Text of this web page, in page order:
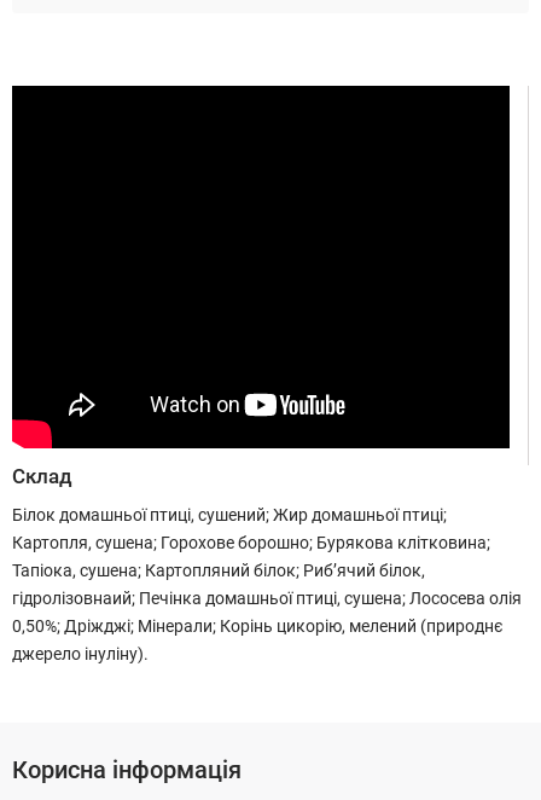
Склад
Білок домашньої птиці, сушений; Жир домашньої птиці;
Картопля, сушена; Горохове борошно; Бурякова клітковина;
Тапіока, сушена; Картопляний білок; Риб’ячий білок,
гідролізовнаий; Печінка домашньої птиці, сушена; Лососева олія
0,50%; Дріжджі; Мінерали; Корінь цикорію, мелений (природнє
джерело інуліну).
Корисна інформація